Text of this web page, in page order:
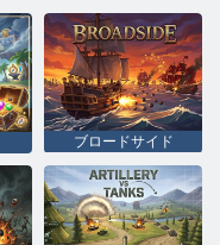
ブロードサイド